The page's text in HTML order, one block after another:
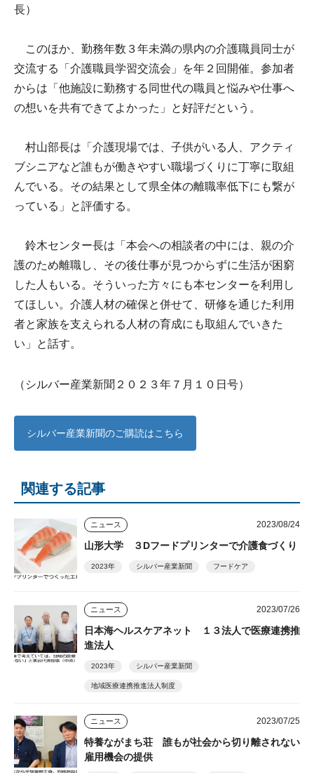
長）
このほか、勤務年数３年未満の県内の介護職員同士が
交流する「介護職員学習交流会」を年２回開催。参加者
からは「他施設に勤務する同世代の職員と悩みや仕事へ
の想いを共有できてよかった」と好評だという。
村山部長は「介護現場では、子供がいる人、アクティ
ブシニアなど誰もが働きやすい職場づくりに丁寧に取組
んでいる。その結果として県全体の離職率低下にも繋が
っている」と評価する。
鈴木センター長は「本会への相談者の中には、親の介
護のため離職し、その後仕事が見つからずに生活が困窮
した人もいる。そういった方々にも本センターを利用し
てほしい。介護人材の確保と併せて、研修を通じた利用
者と家族を支えられる人材の育成にも取組んでいきた
い」と話す。
（シルバー産業新聞２０２３年７月１０日号）
シルバー産業新聞のご購読はこちら
関連する記事
ニュース 2023/08/24
山形大学 ３Dフードプリンターで介護食づくり
2023年 シルバー産業新聞 フードケア
ニュース 2023/07/26
日本海ヘルスケアネット １３法人で医療連携推
進法人
2023年 シルバー産業新聞
地域医療連携推進法人制度
ニュース 2023/07/25
特養ながまち荘 誰もが社会から切り離されない
雇用機会の提供